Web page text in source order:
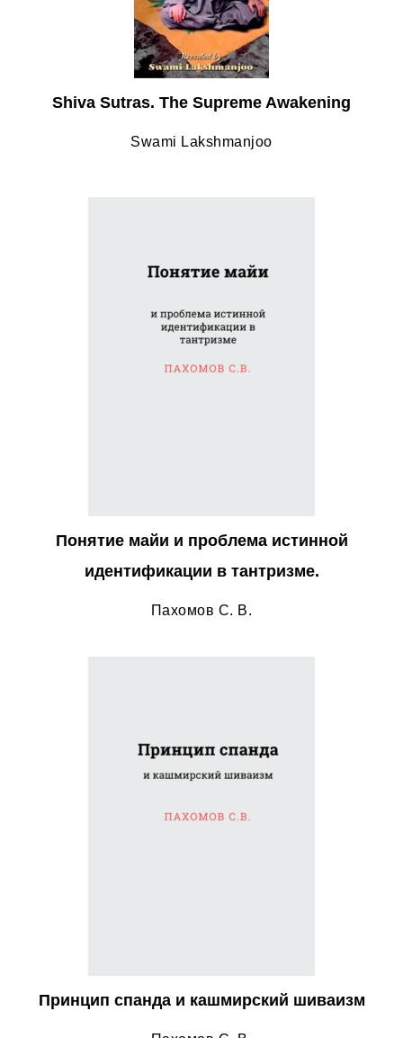
Shiva Sutras. The Supreme Awakening
Swami Lakshmanjoo
Понятие майи и проблема истинной
идентификации в тантризме.
Пахомов С. В.
Принцип спанда и кашмирский шиваизм